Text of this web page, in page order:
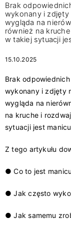
Brak
wykonany i zdjęty
wygląda na
również na
w takiej sytuacji
15.10.2025
Brak
wykonany i zdjęty
wygląda na
na kruche i
sytuacji jest
Z tego artykułu
● Co to jest
● Jak często
● Jak samemu